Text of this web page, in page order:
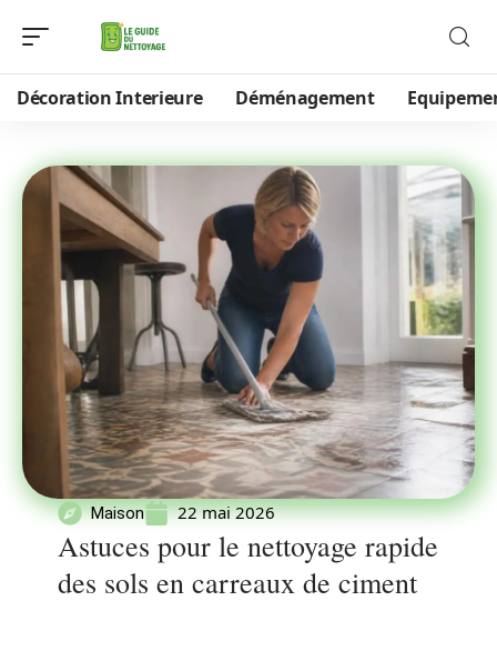
Décoration Interieure Déménagement
Maison 22 mai 2026
Astuces pour le nettoyage rapide
des sols en carreaux de ciment